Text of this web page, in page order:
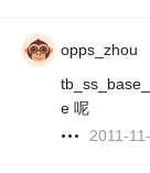
opps_zhou
e 呢
2011-